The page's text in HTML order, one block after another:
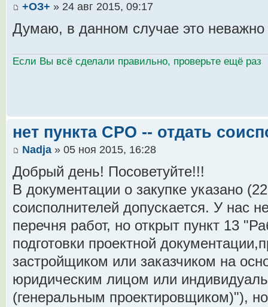
+ОЗ+ » 24 авг 2015, 09:17
Думаю, в данном случае это неважно
Если Вы всё сделали правильно, проверьте ещё раз
нет пункта СРО -- отдать
Nadja » 05 ноя 2015, 16:28
Добрый день! Посоветуйте!!!
В документации о закупке указано
соисполнителей допускается. У нас
перечня работ, но открыт пункт 13
подготовки проектной
застройщиком или заказчиком на
юридическим лицом или
(генеральным проектировщиком)"),